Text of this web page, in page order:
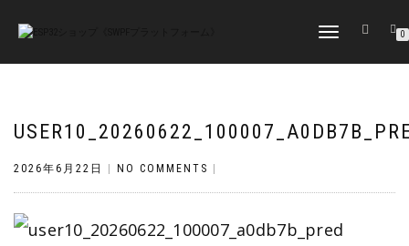
TOGGLE
0
2026年6月22日 NO COMMENTS